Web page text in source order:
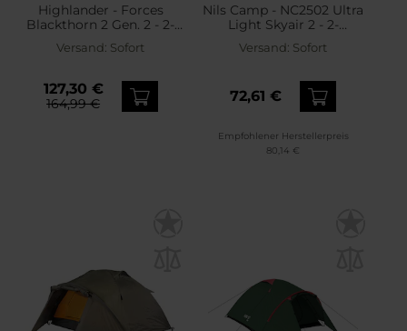
Highlander - Forces
Blackthorn 2 Gen. 2 - 2-
Personen Zelt - Arid MC
Camo
Versand: Sofort
127,30 €
164,99 €
Nils Camp - NC2502 Ultra
Light Skyair 2 - 2-
Personen Zelt - Blau
Versand: Sofort
72,61 €
Empfohlener Herstellerpreis
80,14 €